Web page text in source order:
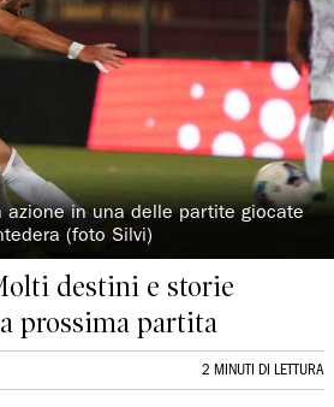
azione in una delle partite giocate
(foto Silvi)
destini e storie
prossima partita
2 MINUTI DI LETTURA